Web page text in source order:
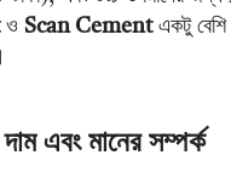
ও Scan Cement একটু বেশি
দাম এবং মানের সম্পর্ক